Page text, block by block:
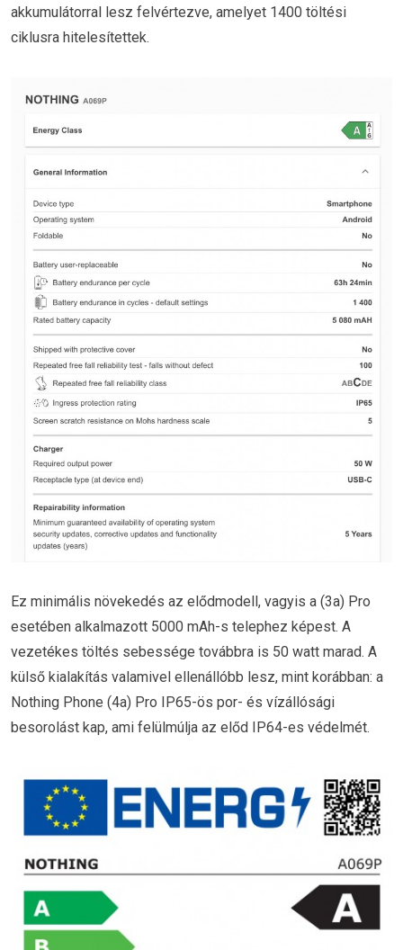
akkumulátorral lesz felvértezve, amelyet 1400 töltési
ciklusra hitelesítettek.
Ez minimális növekedés az elődmodell, vagyis a (3a) Pro
esetében alkalmazott 5000 mAh-s telephez képest. A
vezetékes töltés sebessége továbbra is 50 watt marad. A
külső kialakítás valamivel ellenállóbb lesz, mint korábban: a
Nothing Phone (4a) Pro IP65-ös por- és vízállósági
besorolást kap, ami felülmúlja az előd IP64-es védelmét.